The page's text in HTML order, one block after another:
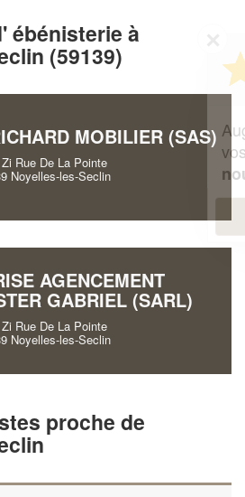
ébénisterie à
(59139)
MOBILIER (SAS)
Rue De La Pointe
Noyelles-les-Seclin
AGENCEMENT
GABRIEL (SARL)
Rue De La Pointe
Noyelles-les-Seclin
proche de
Vous êtes un
votrechiffre d'affaires et
tout en gagnant de
clients!
En savoir plus